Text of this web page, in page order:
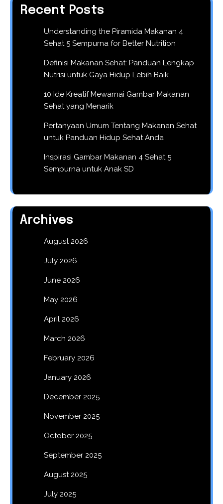
Recent Posts
Understanding the Piramida Makanan 4
Sehat 5 Sempurna for Better Nutrition
Definisi Makanan Sehat: Panduan Lengkap
Nutrisi untuk Gaya Hidup Lebih Baik
10 Ide Kreatif Mewarnai Gambar Makanan
Sehat yang Menarik
Pertanyaan Umum Tentang Makanan Sehat
untuk Panduan Hidup Sehat Anda
Inspirasi Gambar Makanan 4 Sehat 5
Sempurna untuk Anak SD
Archives
August 2026
July 2026
June 2026
May 2026
April 2026
March 2026
February 2026
January 2026
December 2025
November 2025
October 2025
September 2025
August 2025
July 2025